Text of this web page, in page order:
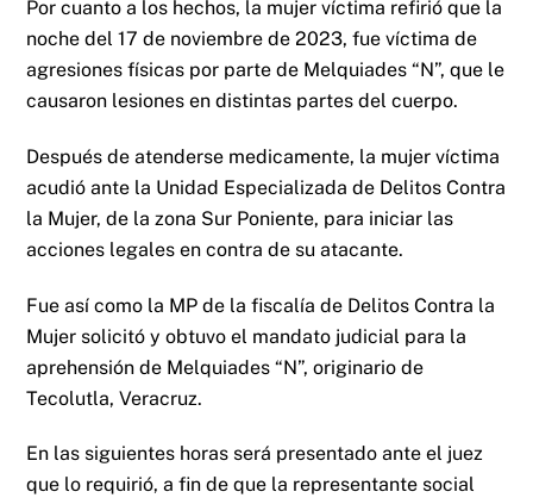
Por cuanto a los hechos, la mujer víctima refirió que la
noche del 17 de noviembre de 2023, fue víctima de
agresiones físicas por parte de Melquiades “N”, que le
causaron lesiones en distintas partes del cuerpo.
Después de atenderse medicamente, la mujer víctima
acudió ante la Unidad Especializada de Delitos Contra
la Mujer, de la zona Sur Poniente, para iniciar las
acciones legales en contra de su atacante.
Fue así como la MP de la fiscalía de Delitos Contra la
Mujer solicitó y obtuvo el mandato judicial para la
aprehensión de Melquiades “N”, originario de
Tecolutla, Veracruz.
En las siguientes horas será presentado ante el juez
que lo requirió, a fin de que la representante social